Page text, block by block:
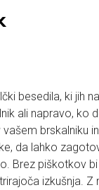
besedila, ki jih
ali napravo, ko
brskalniku
da lahko
Brez piškotkov
izkušnja. Z